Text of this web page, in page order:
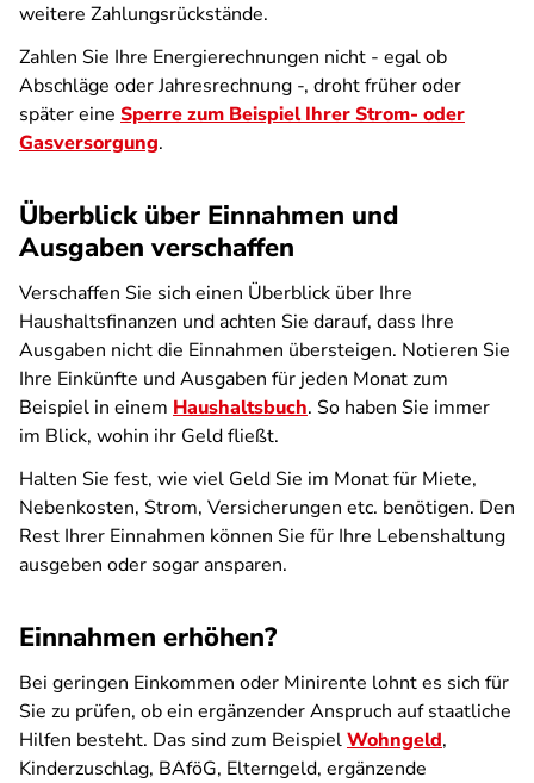
weitere Zahlungsrückstände.
Zahlen Sie Ihre Energierechnungen nicht - egal ob
Abschläge oder Jahresrechnung -, droht früher oder
später eine Sperre zum Beispiel Ihrer Strom- oder
Gasversorgung.
Überblick über Einnahmen und
Ausgaben verschaffen
Verschaffen Sie sich einen Überblick über Ihre
Haushaltsfinanzen und achten Sie darauf, dass Ihre
Ausgaben nicht die Einnahmen übersteigen. Notieren Sie
Ihre Einkünfte und Ausgaben für jeden Monat zum
Beispiel in einem Haushaltsbuch. So haben Sie immer
im Blick, wohin ihr Geld fließt.
Halten Sie fest, wie viel Geld Sie im Monat für Miete,
Nebenkosten, Strom, Versicherungen etc. benötigen. Den
Rest Ihrer Einnahmen können Sie für Ihre Lebenshaltung
ausgeben oder sogar ansparen.
Einnahmen erhöhen?
Bei geringen Einkommen oder Minirente lohnt es sich für
Sie zu prüfen, ob ein ergänzender Anspruch auf staatliche
Hilfen besteht. Das sind zum BeispielWohngeld,
Kinderzuschlag, BAföG, Elterngeld, ergänzende